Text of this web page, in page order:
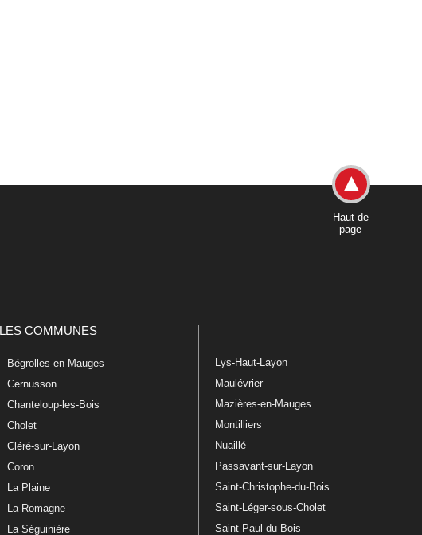
Haut de
page
LES COMMUNES
Bégrolles-en-Mauges
Cernusson
Chanteloup-les-Bois
Cholet
Cléré-sur-Layon
Coron
La Plaine
La Romagne
La Séguinière
Lys-Haut-Layon
Maulévrier
Mazières-en-Mauges
Montilliers
Nuaillé
Passavant-sur-Layon
Saint-Christophe-du-Bois
Saint-Léger-sous-Cholet
Saint-Paul-du-Bois